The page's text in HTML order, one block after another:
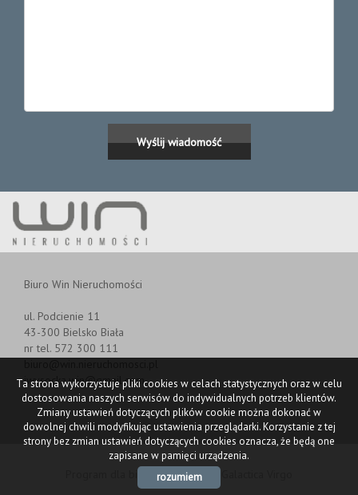
Biuro Win Nieruchomości
ul. Podcienie 11
43-300 Bielsko Biała
nr tel. 572 300 111
iwysocka.win@gmail.com
Program dla biur nieruchomości
Ta strona wykorzystuje pliki cookies w celach statystycznych oraz w celu
dostosowania naszych serwisów do indywidualnych potrzeb klientów.
Zmiany ustawień dotyczących plików cookie można dokonać w
dowolnej chwili modyfikując ustawienia przeglądarki. Korzystanie z tej
strony bez zmian ustawień dotyczących cookies oznacza, że będą one
zapisane w pamięci urządzenia.
rozumiem